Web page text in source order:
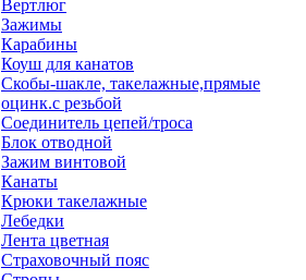
Вертлюг
Зажимы
Карабины
Коуш для канатов
Скобы-шакле, такелажные,прямые
оцинк.с резьбой
Соединитель цепей/троса
Блок отводной
Зажим винтовой
Канаты
Крюки такелажные
Лебедки
Лента цветная
Страховочный пояс